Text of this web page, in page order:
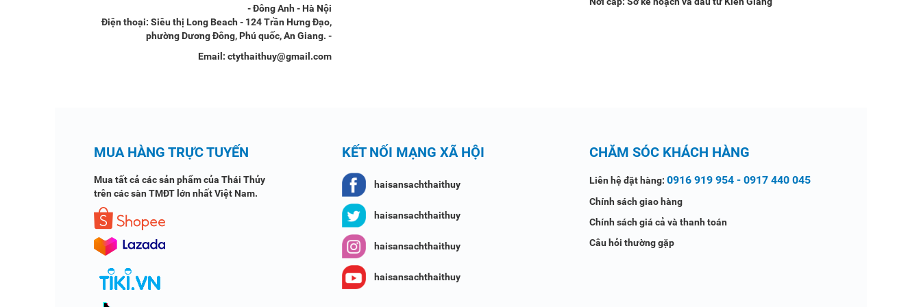
- Đông Anh - Hà Nội
Điện thoại: Siêu thị Long Beach - 124 Trần Hưng Đạo,
phường Dương Đông, Phú quốc, An Giang. -
Email: ctythaithuy@gmail.com
MUA HÀNG TRỰC TUYẾN
Mua tất cả các sản phẩm của Thái Thủy
trên các sàn TMĐT lớn nhất Việt Nam.
KẾT NỐI MẠNG XÃ HỘI
haisansachthaithuy
haisansachthaithuy
haisansachthaithuy
haisansachthaithuy
CHĂM SÓC KHÁCH HÀNG
Liên hệ đặt hàng:0916 919 954 - 0917 440 045
Chính sách giao hàng
Chính sách giá cả và thanh toán
Câu hỏi thường gặp